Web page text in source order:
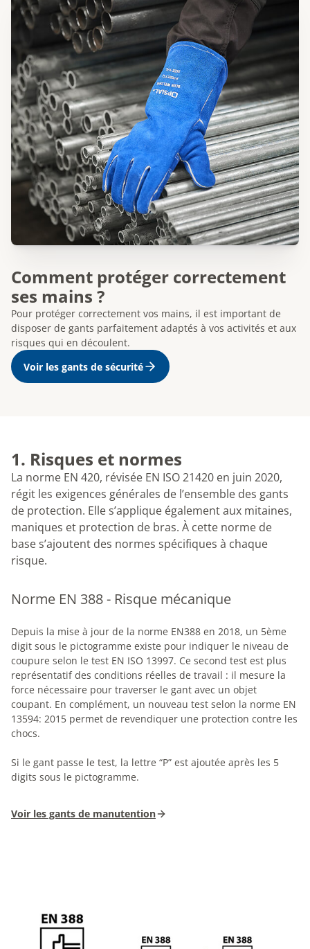
Comment protéger correctement
ses mains ?
Pour protéger correctement vos mains, il est important de
disposer de gants parfaitement adaptés à vos activités et aux
risques qui en découlent.
Voir les gants de sécurité
1. Risques et normes
La norme EN 420, révisée EN ISO 21420 en juin 2020,
régit les exigences générales de l’ensemble des gants
de protection. Elle s’applique également aux mitaines,
maniques et protection de bras. À cette norme de
base s’ajoutent des normes spécifiques à chaque
risque.
Norme EN 388 - Risque mécanique
Depuis la mise à jour de la norme EN388 en 2018, un 5ème
digit sous le pictogramme existe pour indiquer le niveau de
coupure selon le test EN ISO 13997. Ce second test est plus
représentatif des conditions réelles de travail : il mesure la
force nécessaire pour traverser le gant avec un objet
coupant. En complément, un nouveau test selon la norme EN
13594: 2015 permet de revendiquer une protection contre les
chocs.
Si le gant passe le test, la lettre “P” est ajoutée après les 5
digits sous le pictogramme.
Voir les gants de manutention